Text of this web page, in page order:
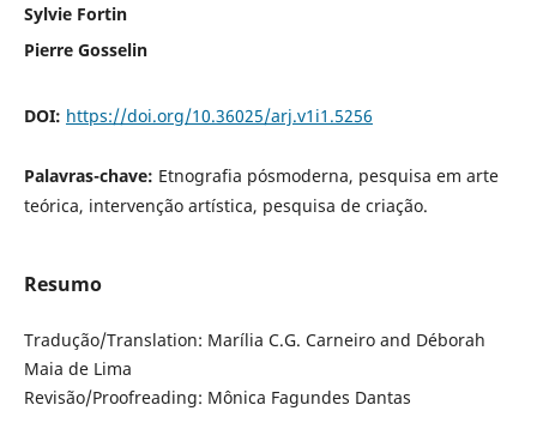
Sylvie Fortin
Pierre Gosselin
DOI: https://doi.org/10.36025/arj.v1i1.5256
Palavras-chave: Etnografia pósmoderna, pesquisa em arte
teórica, intervenção artística, pesquisa de criação.
Resumo
Tradução/Translation: Marília C.G. Carneiro and Déborah
Maia de Lima
Revisão/Proofreading: Mônica Fagundes Dantas